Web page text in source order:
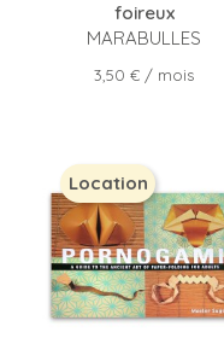
foireux
MARABULLES
Prix
3,50 € / mois
Location